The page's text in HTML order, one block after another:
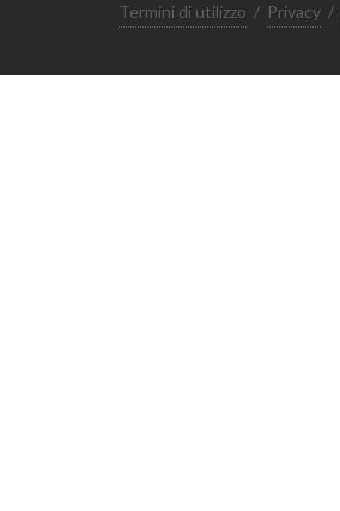
Termini di utilizzo / Privacy /